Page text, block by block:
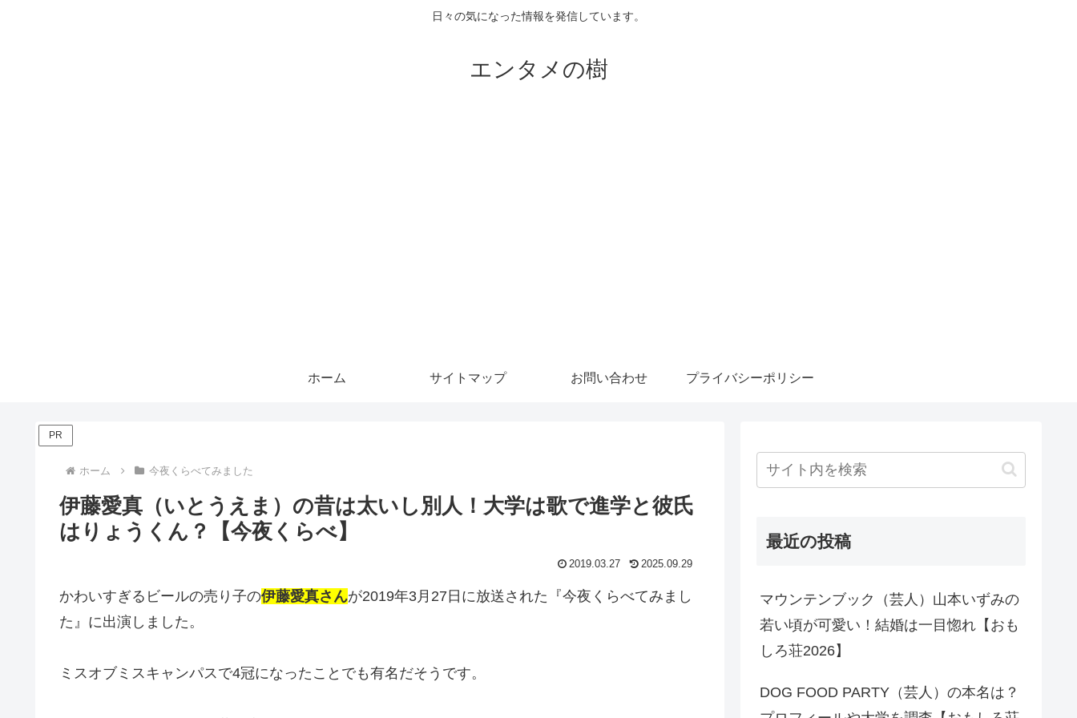
日々の気になった情報を発信しています。
エンタメの樹
ホーム サイトマップ お問い合わせ プライバシーポリシー
PR
ホーム 今夜くらべてみました
伊藤愛真（いとうえま）の昔は太いし別人！大学は歌で進学と彼氏
はりょうくん？【今夜くらべ】
2019.03.27 2025.09.29
かわいすぎるビールの売り子の伊藤愛真さんが2019年3月27日に放送された『今夜くらべてみまし
た』に出演しました。
ミスオブミスキャンパスで4冠になったことでも有名だそうです。
最近の投稿
マウンテンブック（芸人）山本いずみの
若い頃が可愛い！結婚は一目惚れ【おも
しろ荘2026】
DOG FOOD PARTY（芸人）の本名は？